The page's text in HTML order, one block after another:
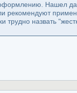
оформлению. Нашел
рекомендуют
трудно назвать